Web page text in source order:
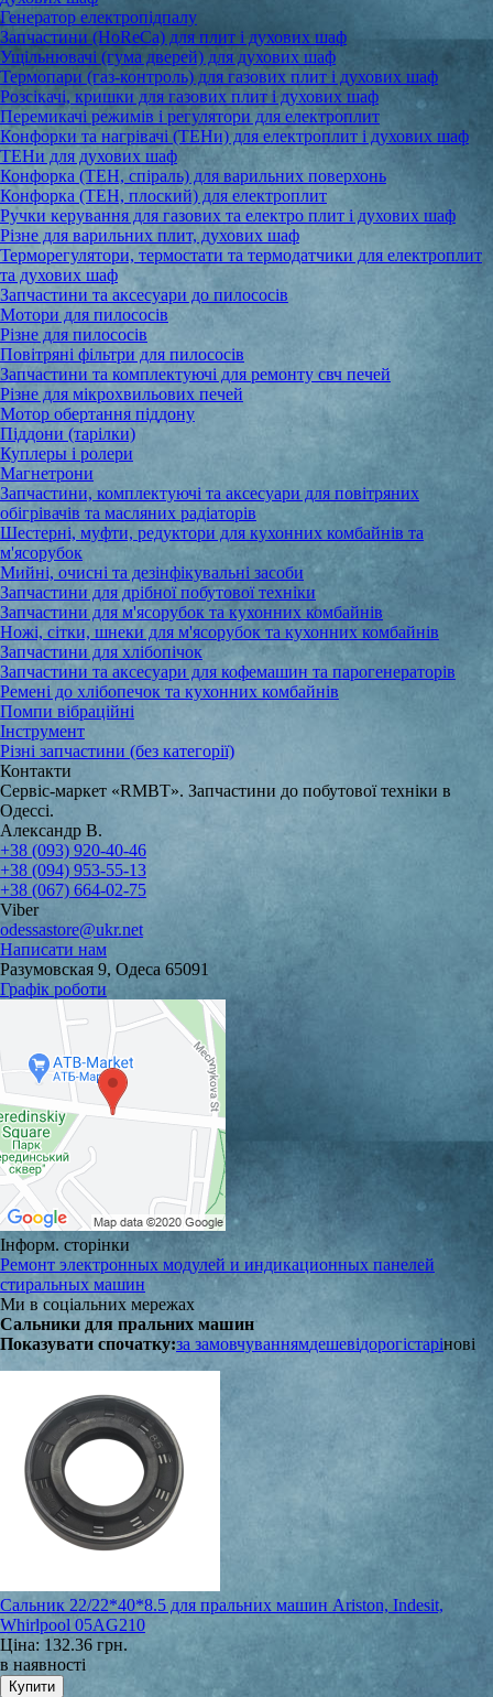
Генератор електропідпалу
Запчастини (HoReCa) для плит і духових шаф
Ущільнювачі (гума дверей) для духових шаф
Термопари (газ-контроль) для газових плит і духових шаф
Розсікачі, кришки для газових плит і духових шаф
Перемикачі режимів і регулятори для електроплит
Конфорки та нагрівачі (ТЕНи) для електроплит і духових шаф
ТЕНи для духових шаф
Конфорка (ТЕН, спіраль) для варильних поверхонь
Конфорка (ТЕН, плоский) для електроплит
Ручки керування для газових та електро плит і духових шаф
Різне для варильних плит, духових шаф
Терморегулятори, термостати та термодатчики для електроплит
та духових шаф
Запчастини та аксесуари до пилососів
Мотори для пилососів
Різне для пилососів
Повітряні фільтри для пилососів
Запчастини та комплектуючі для ремонту свч печей
Різне для мікрохвильових печей
Мотор обертання піддону
Піддони (тарілки)
Куплеры і ролери
Магнетрони
Запчастини, комплектуючі та аксесуари для повітряних
обігрівачів та масляних радіаторів
Шестерні, муфти, редуктори для кухонних комбайнів та
м'ясорубок
Мийні, очисні та дезінфікувальні засоби
Запчастини для дрібної побутової техніки
Запчастини для м'ясорубок та кухонних комбайнів
Ножі, сітки, шнеки для м'ясорубок та кухонних комбайнів
Запчастини для хлібопічок
Запчастини та аксесуари для кофемашин та парогенераторів
Ремені до хлібопечок та кухонних комбайнів
Помпи вібраційні
Інструмент
Різні запчастини (без категорії)
Контакти
Сервіс-маркет «RMBT». Запчастини до побутової техніки в
Одессі.
Александр В.
+38 (093) 920-40-46
+38 (094) 953-55-13
+38 (067) 664-02-75
Viber
odessastore@ukr.net
Написати нам
Разумовская 9, Одеса 65091
Графік роботи
Інформ. сторінки
Ремонт электронных модулей и индикационных панелей
стиральных машин
Ми в соціальних мережах
Сальники для пральних машин
Показувати спочатку:за замовчуваннямдешевідорогістарінові
Сальник 22/22*40*8.5 для пральних машин Ariston, Indesit,
Whirlpool 05AG210
Ціна: 132.36 грн.
в наявності